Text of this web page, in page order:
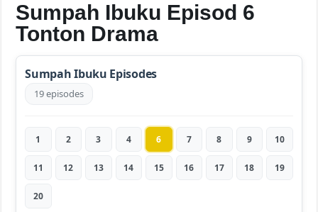
Sumpah Ibuku Episod 6
Tonton Drama
Sumpah Ibuku Episodes
19 episodes
1 2 3 4 6 7 8 9 10
11 12 13 14 15 16 17 18 19
20